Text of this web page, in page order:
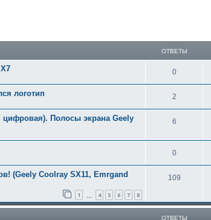
ОТВЕТЫ
0
логотип 2
Полосы экрана Geely
6
0
(Geely Coolray SX11, Emrgand
1 4 5 6 7 8
109
ОТВЕТЫ